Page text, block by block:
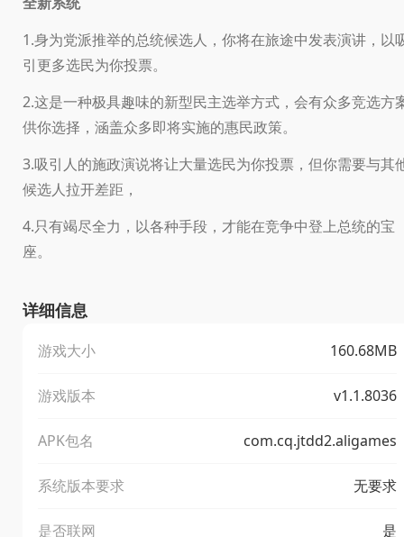
1.身为党派推举的总统候选人，你将在旅途中发表演讲，以
引更多选民为你投票。
2.这是一种极具趣味的新型民主选举方式，会有众多竞选方
供你选择，涵盖众多即将实施的惠民政策。
3.吸引人的施政演说将让大量选民为你投票，但你需要与其
候选人拉开差距，
4.只有竭尽全力，以各种手段，才能在竞争中登上总统的宝
座。
详细信息
游戏大小 160.68MB
游戏版本 v1.1.8036
APK包名 com.cq.jtdd2.aligames
系统版本要求 无要求
是否联网 是